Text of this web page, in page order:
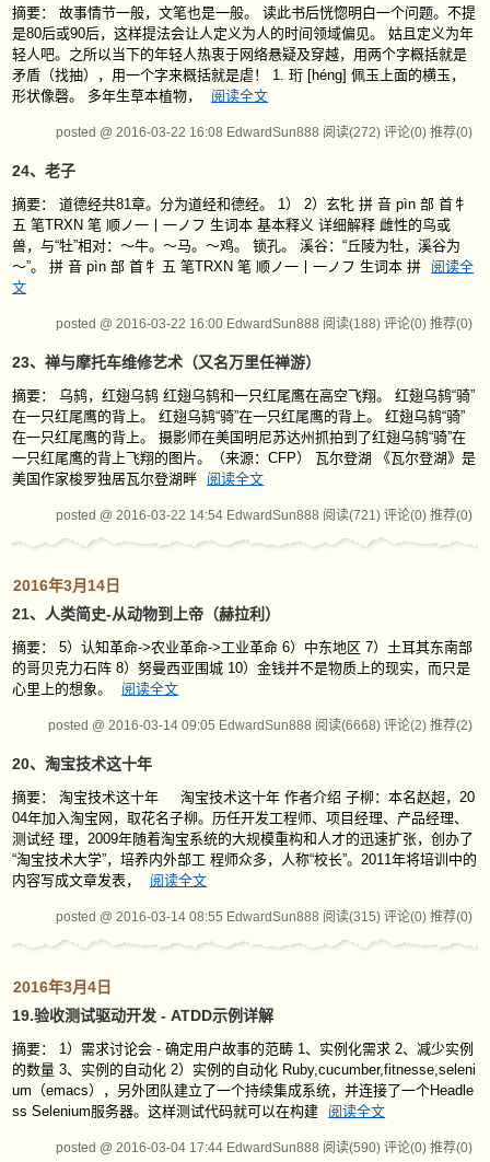
摘要： 故事情节一般，文笔也是一般。 读此书后恍惚明白一个问题。不提
是80后或90后，这样提法会让人定义为人的时间领域偏见。 姑且定义为年
轻人吧。之所以当下的年轻人热衷于网络悬疑及穿越，用两个字概括就是
矛盾（找抽），用一个字来概括就是虐！ 1. 珩 [héng] 佩玉上面的横玉，
形状像磬。 多年生草本植物，
阅读全文
posted @ 2016-03-22 16:08 EdwardSun888 阅读(272) 评论(0) 推荐(0)
24、老子
摘要： 道德经共81章。分为道经和德经。 1） 2）玄牝 拼 音 pìn 部 首牜
五 笔TRXN 笔 顺ノ一丨一ノフ 生词本 基本释义 详细解释 雌性的鸟或
兽，与“牡”相对：～牛。～马。～鸡。 锁孔。 溪谷：“丘陵为牡，溪谷为
～”。 拼 音 pìn 部 首牜 五 笔TRXN 笔 顺ノ一丨一ノフ 生词本 拼
阅读全
文
posted @ 2016-03-22 16:00 EdwardSun888 阅读(188) 评论(0) 推荐(0)
23、禅与摩托车维修艺术（又名万里任禅游）
摘要： 乌鸫，红翅乌鸫 红翅乌鸫和一只红尾鹰在高空飞翔。 红翅乌鸫“骑”
在一只红尾鹰的背上。 红翅乌鸫“骑”在一只红尾鹰的背上。 红翅乌鸫“骑”
在一只红尾鹰的背上。 摄影师在美国明尼苏达州抓拍到了红翅乌鸫“骑”在
一只红尾鹰的背上飞翔的图片。（来源：CFP） 瓦尔登湖 《瓦尔登湖》是
美国作家梭罗独居瓦尔登湖畔
阅读全文
posted @ 2016-03-22 14:54 EdwardSun888 阅读(721) 评论(0) 推荐(0)
2016年3月14日
21、人类简史-从动物到上帝（赫拉利）
摘要： 5）认知革命->农业革命->工业革命 6）中东地区 7）土耳其东南部
的哥贝克力石阵 8）努曼西亚围城 10）金钱并不是物质上的现实，而只是
心里上的想象。
阅读全文
posted @ 2016-03-14 09:05 EdwardSun888 阅读(6668) 评论(2) 推荐(2)
20、淘宝技术这十年
摘要： 淘宝技术这十年 淘宝技术这十年 作者介绍 子柳：本名赵超，20
04年加入淘宝网，取花名子柳。历任开发工程师、项目经理、产品经理、
测试经 理，2009年随着淘宝系统的大规模重构和人才的迅速扩张，创办了
“淘宝技术大学”，培养内外部工 程师众多，人称“校长”。2011年将培训中的
内容写成文章发表，
阅读全文
posted @ 2016-03-14 08:55 EdwardSun888 阅读(315) 评论(0) 推荐(0)
2016年3月4日
19.验收测试驱动开发 - ATDD示例详解
摘要： 1）需求讨论会 - 确定用户故事的范畴 1、实例化需求 2、减少实例
的数量 3、实例的自动化 2）实例的自动化 Ruby,cucumber,fitnesse,seleni
um（emacs），另外团队建立了一个持续集成系统，并连接了一个Headle
ss Selenium服务器。这样测试代码就可以在构建
阅读全文
posted @ 2016-03-04 17:44 EdwardSun888 阅读(590) 评论(0) 推荐(0)